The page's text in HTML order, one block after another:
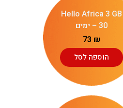
Hello Africa 3 GB
– 30 ימים
73 ₪
הוספה לסל